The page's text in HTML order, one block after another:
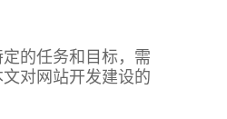
的任务和目标，需
对网站开发建设的